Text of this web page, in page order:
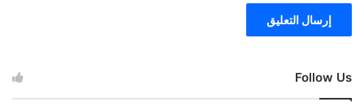
Follow Us